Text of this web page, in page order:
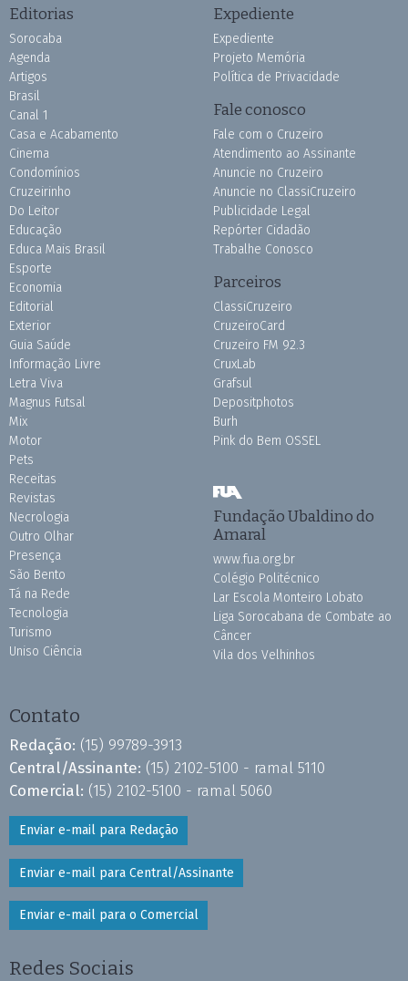
Editorias
Sorocaba
Agenda
Artigos
Brasil
Canal 1
Casa e Acabamento
Cinema
Condomínios
Cruzeirinho
Do Leitor
Educação
Educa Mais Brasil
Esporte
Economia
Editorial
Exterior
Guia Saúde
Informação Livre
Letra Viva
Magnus Futsal
Mix
Motor
Pets
Receitas
Revistas
Necrologia
Outro Olhar
Presença
São Bento
Tá na Rede
Tecnologia
Turismo
Uniso Ciência
Expediente
Expediente
Projeto Memória
Política de Privacidade
Fale conosco
Fale com o Cruzeiro
Atendimento ao Assinante
Anuncie no Cruzeiro
Anuncie no ClassiCruzeiro
Publicidade Legal
Repórter Cidadão
Trabalhe Conosco
Parceiros
ClassiCruzeiro
CruzeiroCard
Cruzeiro FM 92.3
CruxLab
Grafsul
Depositphotos
Burh
Pink do Bem OSSEL
Fundação Ubaldino do
Amaral
www.fua.org.br
Colégio Politécnico
Lar Escola Monteiro Lobato
Liga Sorocabana de Combate ao
Câncer
Vila dos Velhinhos
Contato
Redação: (15) 99789-3913
Central/Assinante: (15) 2102-5100 - ramal 5110
Comercial: (15) 2102-5100 - ramal 5060
Enviar e-mail para Redação
Enviar e-mail para Central/Assinante
Enviar e-mail para o Comercial
Redes Sociais